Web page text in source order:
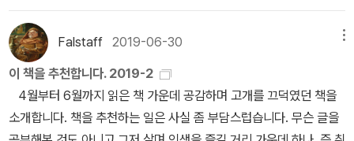
가 쓴 서구의 자수성가형 인물들의 위인전을 사 읽으며 자신도 그렇
게 살기 위해 노력한다. 또한 아들의 교육에만큼은 열성적으로 투자
하며, “나같이 되지 말”기를 바란다. 그러나 위인전의 인물들은 비스
와스 씨처럼 “가난하고 젊고 분투노력하는 사람”이지만 어느 지점에
가면 그 유사점이 끊어진다. 책 속의 인물들은 “야망을 추구할 수 있
고, 그 야망의 의미가 인정되는 땅에서 살았지만, 자신은 가게를 열거
가 모헌을 구하려 몇 번 잠수를 감행했다가 기어이 용왕님을 알현하
는 일이 벌어지고 만다. 세상에서 자식 교육에 전력을 기울이는 인종
가운데 유대인과 한국인은 널리 알려져 있고, 인도인의 상류계급들도
그러한가 보다. 모헌의 엄마는 이제 가족/친척 가운데 가장 계급이 낮
은 과부로 떨어졌음에도 어린 비스와스에게 일정한 수준의 교육을 받
다섯 줬다. 두고두고 또 읽으려고 책장 보뱅 칸에 꽂아두었다. 보뱅아,
너는 유럽 백인 남자이지만 남자 같지 않아서 내 특별히 너의 칸을 마
련했노라. 존 르 카레, <오너러블 스쿨보이>유럽 백인 남자이지만 내
가 또 한 칸 살뜰히 마련해서 모시고 있는 존 르 카레. <오너러블 스쿨
보이>도 결국 샀다. 쓸쓸하고 고독하고 서늘한 첩보물의 대가 르 카
레. 다 읽어줘야 하는 것은 마땅하다. <팅커, 테일러, 솔저, 스파이>
운데 한명인지라 주요작이 번역되면 강의에서 읽어보려던 작가였다.
<자유 국가에서>가 다시 나옴으로써 이제 때가 된 것(절판된 작품 중
에서는 <흉내>도 다시 나옴직하다). 전체적으로 나이폴의 소설은 열
네 편 가량이고, 그 가운데 8편쯤 번역됐다. 번역된 작품 가운데 강의
에서 다룰 만한 작품을 연대순으로 나열하면 이렇다. <미겔 스트리
트>(1959)<비스와스 씨를 위한 집>(1961)<흉내>(1967)<자유
Falstaff 2019-06-30
이 책을 추천합니다. 2019-2
4월부터 6월까지 읽은 책 가운데 공감하며 고개를 끄덕였던 책을
소개합니다. 책을 추천하는 일은 사실 좀 부담스럽습니다. 무슨 글을